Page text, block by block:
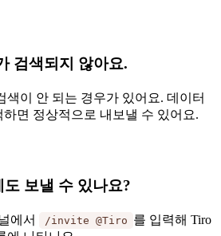
검색되지 않아요.
색이 안 되는 경우가 있어요. 데이터
면 정상적으로 내보낼 수 있어요.
보낼 수 있나요?
에서 /invite @Tiro 를 입력해 Tiro